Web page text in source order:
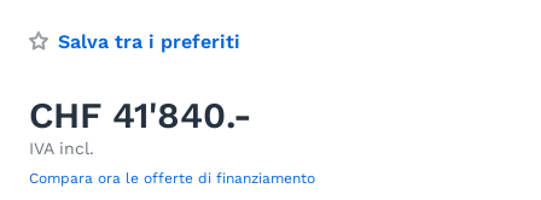
Salva tra i preferiti
CHF 41'840.-
IVA incl.
Compara ora le offerte di finanziamento